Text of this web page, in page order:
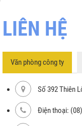
LIÊN HỆ
Văn phòng công ty
Số 392 Thiên
Điện thoại: